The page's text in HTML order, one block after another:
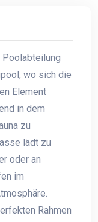
wo sich die
Element
in dem
zu
lädt zu
oder an
im
Rahmen